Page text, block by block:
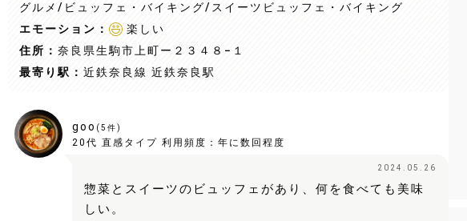
グルメ/ビュッフェ・バイキング/スイーツビュッフェ・バイキング
エモーション：
楽しい
住所： 奈良県生駒市上町ー２３４８−１
最寄り駅： 近鉄奈良線 近鉄奈良駅
goo ( 5 件)
20代 直感タイプ 利用頻度： 年に数回程度
2024.05.26
惣菜とスイーツのビュッフェがあり、何を食べても美味
しい。